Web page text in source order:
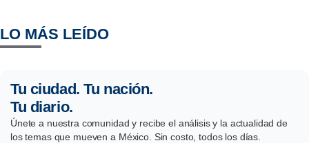
LO MÁS LEÍDO
Tu ciudad. Tu nación.
Tu diario.
Únete a nuestra comunidad y recibe el análisis y la actualidad de
los temas que mueven a México. Sin costo, todos los días.